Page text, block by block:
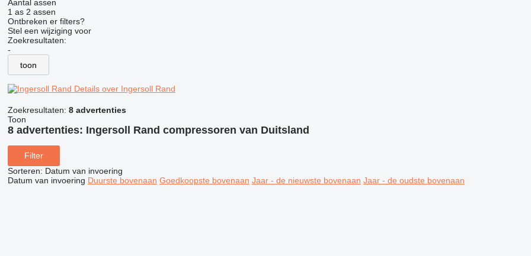
Aantal assen
1 as 2 assen
Ontbreken er filters?
Stel een wijziging voor
Zoekresultaten:
-
toon
Details over Ingersoll Rand
Zoekresultaten: 8 advertenties
Toon
8 advertenties: Ingersoll Rand compressoren van Duitsland
Filter
Sorteren: Datum van invoering
Datum van invoering Duurste bovenaan Goedkoopste bovenaan Jaar - de nieuwste bovenaan Jaar - de oudste bovenaan